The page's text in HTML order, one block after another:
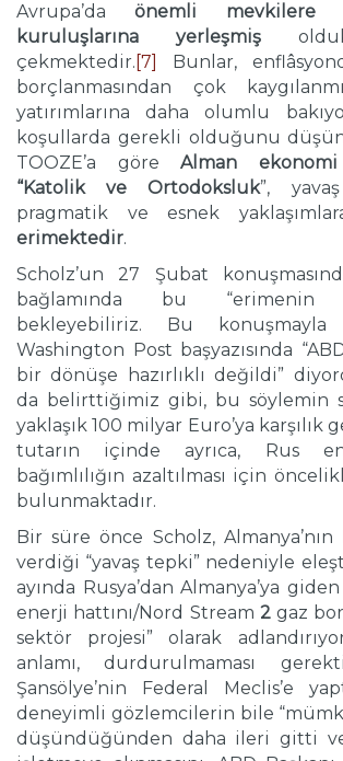
Avrupa’daönemli mevkilere
kuruluşlarına yerleşmiş
çekmektedir. [7]
Bunlar,
borçlanmasından çok
yatırımlarına daha olumlu
koşullarda gerekli olduğunu
TOOZE’a göre Alman ekonomi
“Katolik ve Ortodoksluk”,
pragmatik ve esnek
erimektedir.
Scholz’un 27 Şubat
bağlamında bu “erimenin
bekleyebiliriz. Bu
Washington Post başyazısında
bir dönüşe hazırlıklı değildi”
da belirttiğimiz gibi, bu söylemin
yaklaşık 100 milyar Euro’ya karşılık
tutarın içinde ayrıca, Rus
bağımlılığın azaltılması için
bulunmaktadır.
Bir süre önce Scholz,
verdiği “yavaş tepki” nedeniyle
ayında Rusya’dan Almanya’ya
enerji hattını/Nord Stream 2gaz
sektör projesi” olarak
anlamı, durdurulmaması
Şansölye’nin Federal Meclis’e
deneyimli gözlemcilerin bile
düşündüğünden daha ileri gitti ve